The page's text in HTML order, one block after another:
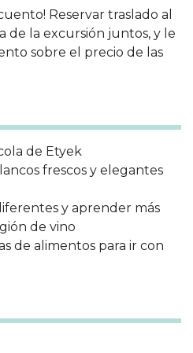
Reservar traslado al
de la excursión juntos, y le
sobre el precio de las
de Etyek
frescos y elegantes
y aprender más
de vino
de alimentos para ir con